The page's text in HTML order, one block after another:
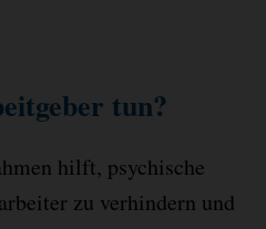
tun?
hilft, psychische
zu verhindern und